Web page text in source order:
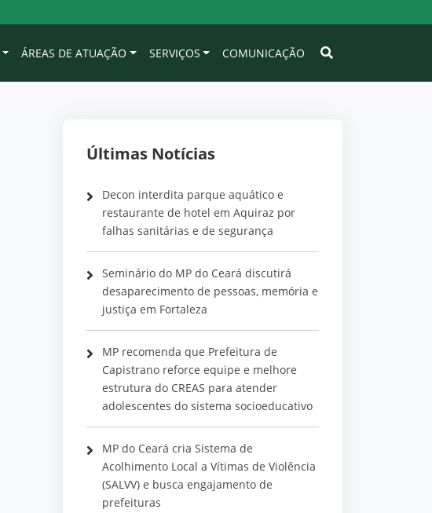
ÁREAS DE ATUAÇÃO SERVIÇOS COMUNICAÇÃO
Últimas Notícias
Decon interdita parque aquático e
restaurante de hotel em Aquiraz por
falhas sanitárias e de segurança
Seminário do MP do Ceará discutirá
desaparecimento de pessoas, memória e
justiça em Fortaleza
MP recomenda que Prefeitura de
Capistrano reforce equipe e melhore
estrutura do CREAS para atender
adolescentes do sistema socioeducativo
MP do Ceará cria Sistema de
Acolhimento Local a Vítimas de Violência
(SALVV) e busca engajamento de
prefeituras